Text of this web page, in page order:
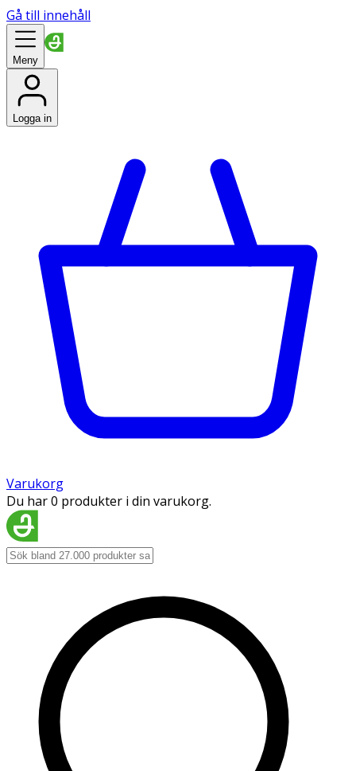
Gå till innehåll
Meny
Logga in
Varukorg
Du har 0 produkter i din varukorg.